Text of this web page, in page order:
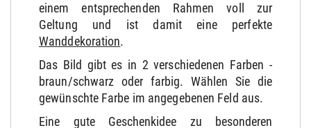
einem entsprechenden Rahmen voll zur
Geltung und ist damit eine perfekte
Wanddekoration.
Das Bild gibt es in 2 verschiedenen Farben -
braun/schwarz oder farbig. Wählen Sie die
gewünschte Farbe im angegebenen Feld aus.
Eine gute Geschenkidee zu besonderen